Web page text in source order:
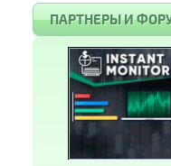
ПАРТНЕРЫ И